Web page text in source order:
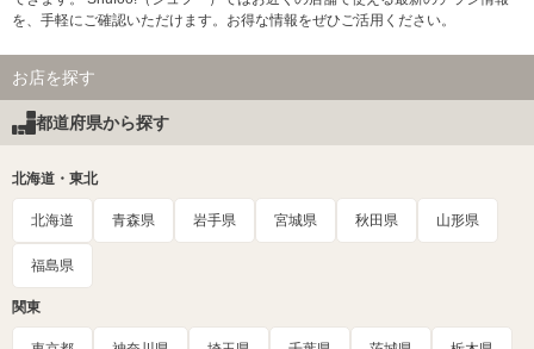
を、手軽にご確認いただけます。お得な情報をぜひご活用ください。
お店を探す
都道府県から探す
北海道・東北
北海道 青森県 岩手県 宮城県 秋田県 山形県
福島県
関東